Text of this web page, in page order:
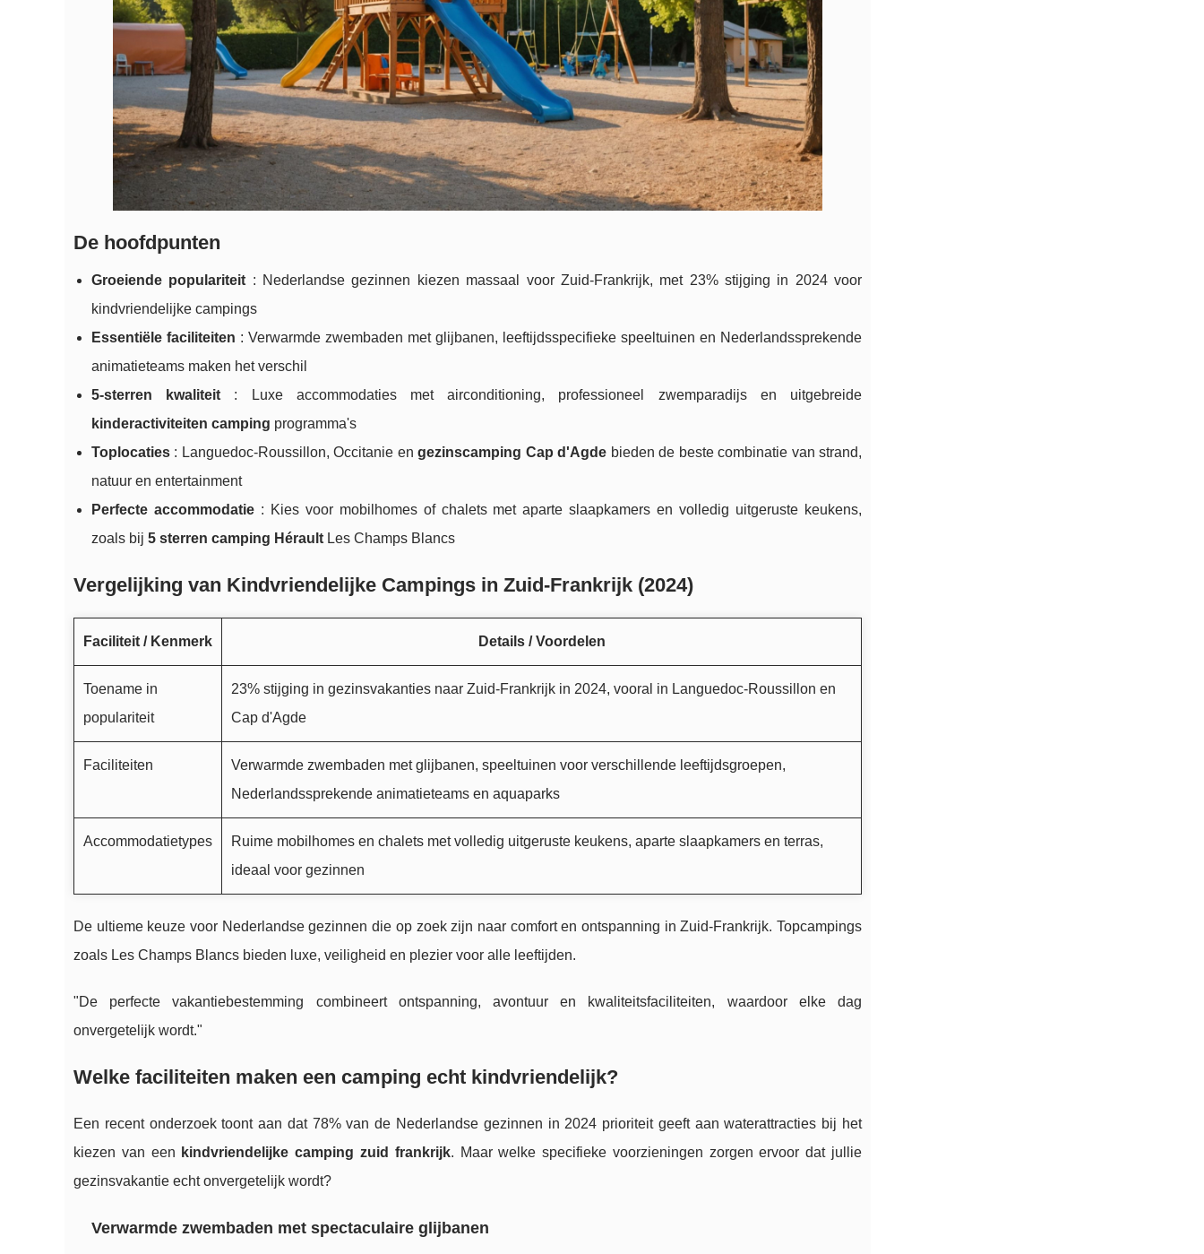
De hoofdpunten
Groeiende populariteit : Nederlandse gezinnen kiezen massaal voor Zuid-Frankrijk, met 23% stijging in 2024 voor
kindvriendelijke campings
Essentiële faciliteiten : Verwarmde zwembaden met glijbanen, leeftijdsspecifieke speeltuinen en Nederlandssprekende
animatieteams maken het verschil
5-sterren kwaliteit : Luxe accommodaties met airconditioning, professioneel zwemparadijs en uitgebreide
kinderactiviteiten camping programma's
Toplocaties : Languedoc-Roussillon, Occitanie engezinscamping Cap d'Agde bieden de beste combinatie van strand,
natuur en entertainment
Perfecte accommodatie: Kies voor mobilhomes of chalets met aparte slaapkamers en volledig uitgeruste keukens,
zoals bij 5 sterren camping Hérault Les Champs Blancs
Vergelijking van Kindvriendelijke Campings in Zuid-Frankrijk (2024)
Faciliteit / Kenmerk Details / Voordelen
Toename in
populariteit
23% stijging in gezinsvakanties naar Zuid-Frankrijk in 2024, vooral in Languedoc-Roussillon en
Cap d'Agde
Faciliteiten
Verwarmde zwembaden met glijbanen, speeltuinen voor verschillende leeftijdsgroepen,
Nederlandssprekende animatieteams en aquaparks
Accommodatietypes
Ruime mobilhomes en chalets met volledig uitgeruste keukens, aparte slaapkamers en terras,
ideaal voor gezinnen
De ultieme keuze voor Nederlandse gezinnen die op zoek zijn naar comfort en ontspanning in Zuid-Frankrijk. Topcampings
zoals Les Champs Blancs bieden luxe, veiligheid en plezier voor alle leeftijden.
"De perfecte vakantiebestemming combineert ontspanning, avontuur en kwaliteitsfaciliteiten, waardoor elke dag
onvergetelijk wordt."
Welke faciliteiten maken een camping echt kindvriendelijk?
Een recent onderzoek toont aan dat 78% van de Nederlandse gezinnen in 2024 prioriteit geeft aan waterattracties bij het
kiezen van een kindvriendelijke camping zuid frankrijk. Maar welke specifieke voorzieningen zorgen ervoor dat jullie
gezinsvakantie echt onvergetelijk wordt?
Verwarmde zwembaden met spectaculaire glijbanen